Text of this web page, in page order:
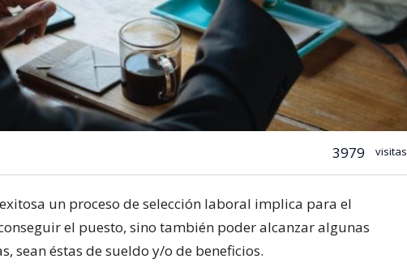
3979 visitas
un proceso de selección laboral implica para el
el puesto, sino también poder alcanzar algunas
sean éstas de sueldo y/o de beneficios.